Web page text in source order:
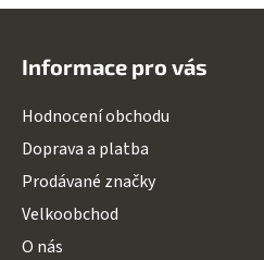
Informace pro vás
Hodnocení obchodu
Doprava a platba
Prodávané značky
Velkoobchod
O nás